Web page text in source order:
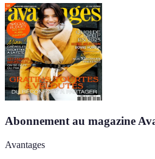
Abonnement au magazine
Avantages